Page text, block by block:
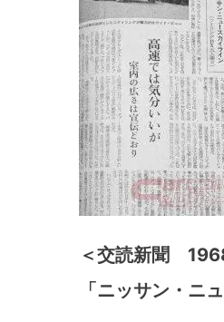
＜交読新聞
「ニッサン・ニ